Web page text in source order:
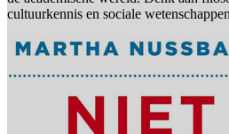
cultuurkennis en sociale